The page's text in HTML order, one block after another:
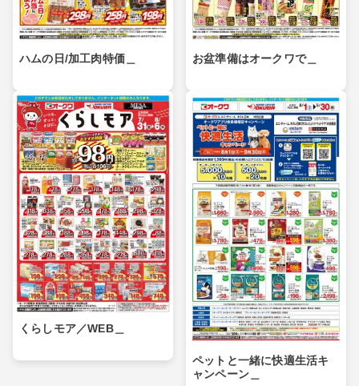
ハムの日/加工肉特価＿ お盆準備はオークワで＿
くらしモア／WEB＿
ペットと一緒に快適生活キ
ャンペーン＿